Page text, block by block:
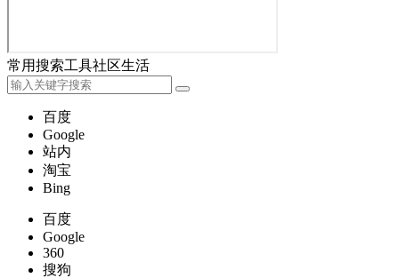
常用搜索工具社区生活
百度
Google
站内
淘宝
Bing
百度
Google
360
搜狗